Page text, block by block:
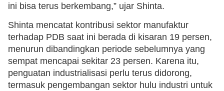
ini bisa terus berkembang,” ujar Shinta.
Shinta mencatat kontribusi sektor manufaktur
terhadap PDB saat ini berada di kisaran 19 persen,
menurun dibandingkan periode sebelumnya yang
sempat mencapai sekitar 23 persen. Karena itu,
penguatan industrialisasi perlu terus didorong,
termasuk pengembangan sektor hulu industri untuk